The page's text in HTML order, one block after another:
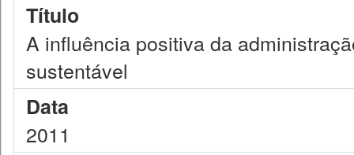
Título
A influência positiva da
sustentável
Data
2011